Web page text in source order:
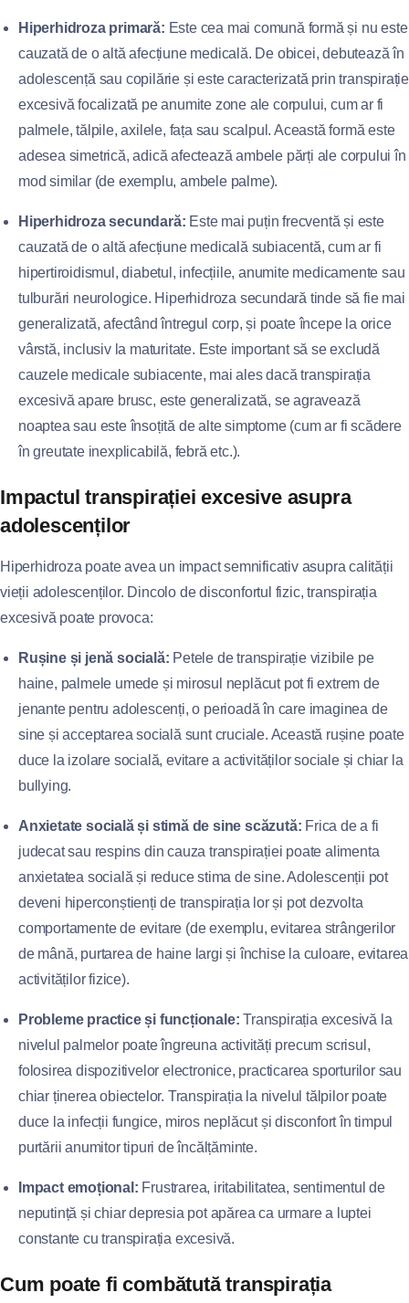
Hiperhidroza primară: Este cea mai comună formă și nu este
cauzată de o altă afecțiune medicală. De obicei, debutează în
adolescență sau copilărie și este caracterizată prin transpirație
excesivă focalizată pe anumite zone ale corpului, cum ar fi
palmele, tălpile, axilele, fața sau scalpul. Această formă este
adesea simetrică, adică afectează ambele părți ale corpului în
mod similar (de exemplu, ambele palme).
Hiperhidroza secundară: Este mai puțin frecventă și este
cauzată de o altă afecțiune medicală subiacentă, cum ar fi
hipertiroidismul, diabetul, infecțiile, anumite medicamente sau
tulburări neurologice. Hiperhidroza secundară tinde să fie mai
generalizată, afectând întregul corp, și poate începe la orice
vârstă, inclusiv la maturitate. Este important să se excludă
cauzele medicale subiacente, mai ales dacă transpirația
excesivă apare brusc, este generalizată, se agravează
noaptea sau este însoțită de alte simptome (cum ar fi scădere
în greutate inexplicabilă, febră etc.).
Impactul transpirației excesive asupra
adolescenților
Hiperhidroza poate avea un impact semnificativ asupra calității
vieții adolescenților. Dincolo de disconfortul fizic, transpirația
excesivă poate provoca:
Rușine și jenă socială: Petele de transpirație vizibile pe
haine, palmele umede și mirosul neplăcut pot fi extrem de
jenante pentru adolescenți, o perioadă în care imaginea de
sine și acceptarea socială sunt cruciale. Această rușine poate
duce la izolare socială, evitare a activităților sociale și chiar la
bullying.
Anxietate socială și stimă de sine scăzută: Frica de a fi
judecat sau respins din cauza transpirației poate alimenta
anxietatea socială și reduce stima de sine. Adolescenții pot
deveni hiperconștienți de transpirația lor și pot dezvolta
comportamente de evitare (de exemplu, evitarea strângerilor
de mână, purtarea de haine largi și închise la culoare, evitarea
activităților fizice).
Probleme practice și funcționale: Transpirația excesivă la
nivelul palmelor poate îngreuna activități precum scrisul,
folosirea dispozitivelor electronice, practicarea sporturilor sau
chiar ținerea obiectelor. Transpirația la nivelul tălpilor poate
duce la infecții fungice, miros neplăcut și disconfort în timpul
purtării anumitor tipuri de încălțăminte.
Impact emoțional: Frustrarea, iritabilitatea, sentimentul de
neputință și chiar depresia pot apărea ca urmare a luptei
constante cu transpirația excesivă.
Cum poate fi combătută transpirația